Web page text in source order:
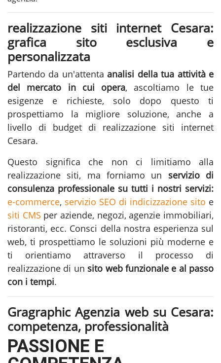
realizzazione siti internet Cesara:
grafica sito esclusiva e
personalizzata
Partendo da un'attentaanalisi della tua attività e
del mercato in cui opera, ascoltiamo le tue
esigenze e richieste, solo dopo questo ti
prospettiamo la migliore soluzione, anche a
livello di budget di realizzazione siti internet
Cesara.
Questo significa che non ci limitiamo alla
realizzazione siti, ma forniamo un servizio di
consulenza professionale su tutti i nostri servizi:
e-commerce, servizio SEO di indicizzazione sito e
siti CMS per aziende, negozi, agenzie immobiliari,
ristoranti, ecc. Consci della nostra esperienza sul
web, ti prospettiamo le soluzioni più moderne e
ti orientiamo attraverso il processo di
realizzazione di un sito web funzionale e al passo
con i tempi.
Gragraphic Agenzia web su Cesara:
competenza, professionalità
PASSIONE E